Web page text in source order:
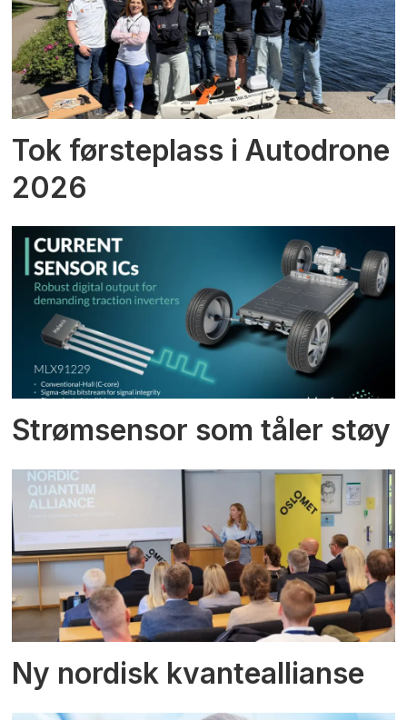
Tok førsteplass i Autodrone
2026
Strømsensor som tåler støy
Ny nordisk kvanteallianse